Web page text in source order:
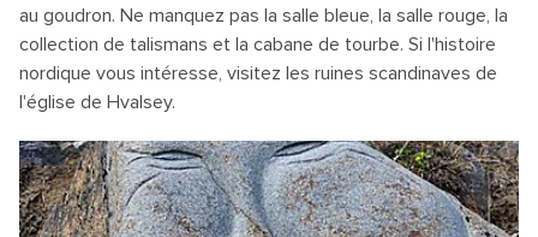
au goudron. Ne manquez pas la salle bleue, la salle rouge, la
collection de talismans et la cabane de tourbe. Si l'histoire
nordique vous intéresse, visitez les ruines scandinaves de
l'église de Hvalsey.